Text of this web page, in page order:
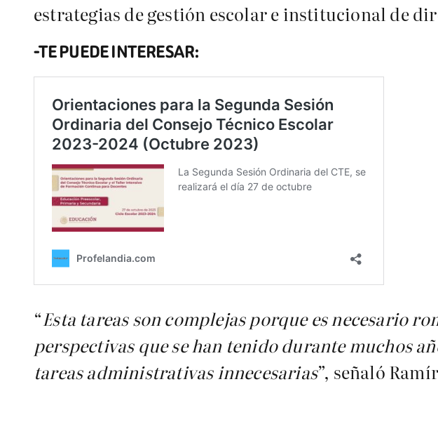
estrategias de gestión escolar e institucional de
-TE PUEDE INTERESAR:
“Esta tareas son complejas porque es necesario
perspectivas que se han tenido durante muchos
tareas administrativas innecesarias”, señaló